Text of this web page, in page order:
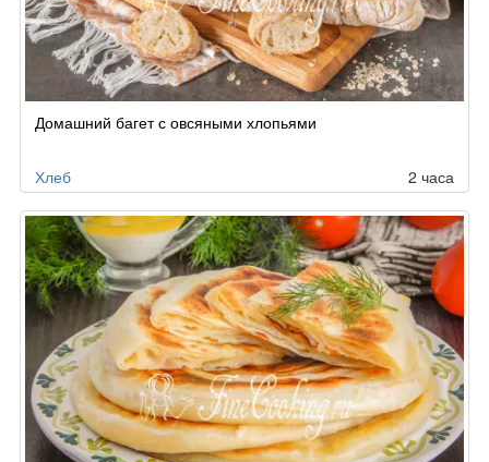
Домашний багет с овсяными хлопьями
Хлеб 2 часа